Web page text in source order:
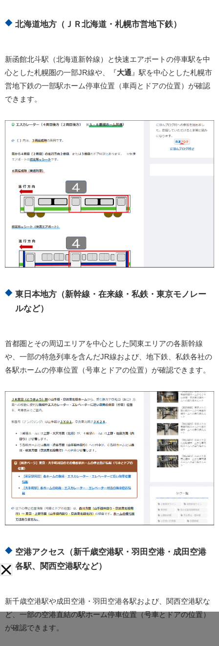
北海道地方（ＪＲ北海道・札幌市営地下鉄）
新函館北斗駅（北海道新幹線）と快速エアポートの停車駅を中
心とした札幌圏の一部JR線や、『大通 』駅を中心とした札幌市
営地下鉄の一部駅ホーム停車位置（車両とドアの位置）が確認
できます。
東日本地方（新幹線・在来線・私鉄・東京モノレー
ルなど）
首都圏とその周辺エリアを中心とした関東エリアの各新幹線
や、一部の特急列車を含んだJR線および、地下鉄、私鉄各社の
各駅ホームの停車位置（号車とドアの位置）が確認できます。
空港アクセス（新千歳空港駅・羽田空港・成田空港
各駅、関西空港駅など）
新千歳空港駅や成田空港・羽田空港各駅および、関西空港駅な
ど、一部の空港直結の駅ホーム停車位置（号車とドアの位置）
が確認できます。